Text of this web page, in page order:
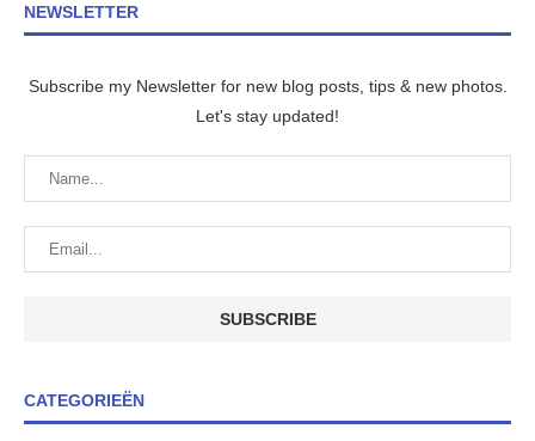
NEWSLETTER
Subscribe my Newsletter for new blog posts, tips & new photos.
Let's stay updated!
CATEGORIEËN